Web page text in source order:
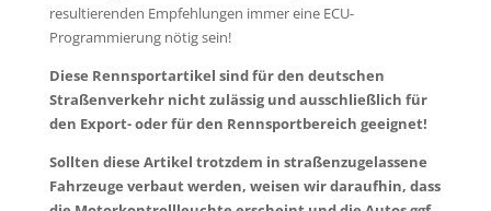
resultierenden Empfehlungen immer eine ECU-
Programmierung nötig sein!
Diese Rennsportartikel sind für den deut­schen
Straßenverkehr nicht zulässig und ausschließlich für
den Export- oder für den Rennsportbereich geeignet!
Sollten diese Artikel trotzdem in straßenzugelassene
Fahrzeuge verbaut werden, weisen wir daraufhin, dass